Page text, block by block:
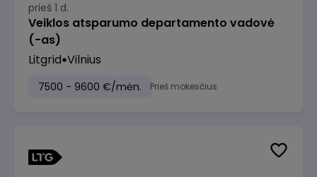
prieš 1 d.
Veiklos atsparumo departamento vadovė
(-as)
Litgrid Vilnius
7500 - 9600 €/mėn. Prieš mokesčius